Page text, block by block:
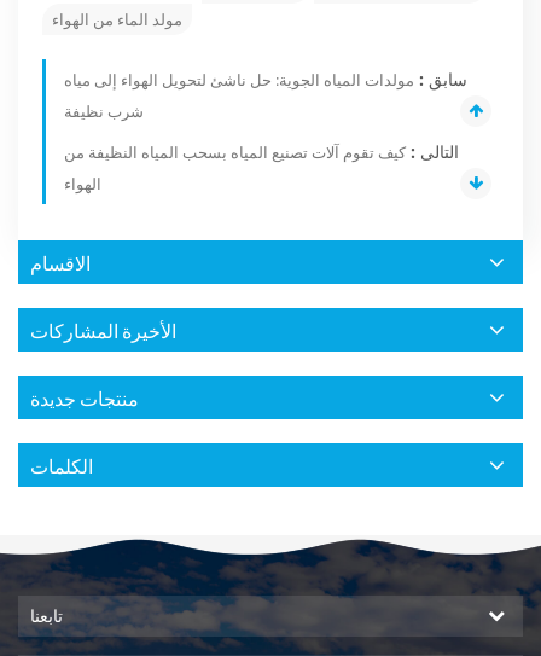
مولد الماء من الهواء
سابق : مولدات المياه الجوية: حل ناشئ لتحويل الهواء إلى مياه
شرب نظيفة
التالى : كيف تقوم آلات تصنيع المياه بسحب المياه النظيفة من
الهواء
الاقسام
الأخيرة المشاركات
منتجات جديدة
الكلمات
تابعنا